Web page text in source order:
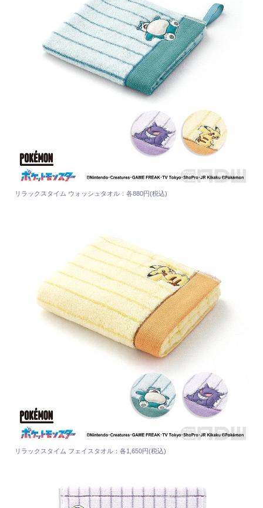
リラックスタイム ウォッシュタオル：各880円(税込)
リラックスタイム フェイスタオル：各1,650円(税込)